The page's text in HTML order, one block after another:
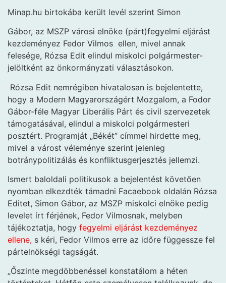
Minap.hu birtokába került levél szerint Simon
Gábor, az MSZP városi elnöke (párt)fegyelmi eljárást
kezdeményez Fedor Vilmos ellen, mivel annak
felesége, Rózsa Edit elindul miskolci polgármester-
jelöltként az önkormányzati választásokon.
Rózsa Edit nemrégiben hivatalosan is bejelentette,
hogy a Modern Magyarországért Mozgalom, a Fodor
Gábor-féle Magyar Liberális Párt és civil szervezetek
támogatásával, elindul a miskolci polgármesteri
posztért. Programját „Békét” címmel hirdette meg,
mivel a várost véleménye szerint jelenleg
botránypolitizálás és konfliktusgerjesztés jellemzi.
Ismert baloldali politikusok a bejelentést követően
nyomban elkezdték támadni Facaebook oldalán Rózsa
Editet, Simon Gábor, az MSZP miskolci elnöke pedig
levelet írt férjének, Fedor Vilmosnak, melyben
tájékoztatja, hogy fegyelmi eljárást kezdeményez
ellene, s kéri, Fedor Vilmos erre az időre függessze fel
pártelnökségi tagságát.
„Őszinte megdöbbenéssel konstatálom a héten